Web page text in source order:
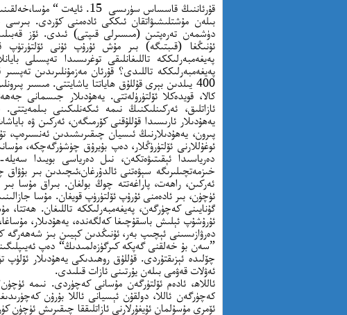
قۇرئاننىڭ قاسساس سۈرىسى 15.
بىلەن مۇشتلىشىۋاتقان ئىككى ئادەمنى كۆردى.
دۈشمەن تەرەپتىن (مىسىرلى قىپتى) ئىدى. ئۆز
ئۇنىڭغا (قىبتىگە) بىر مۇش ئۇرۇپ ئۇنى
پەيغەمبەرلىككە تاللىغانلىقى توغرىسىدا تەپسىلى
پەيغەمبەرلىككە تاللىدى؟ قۇرئان مەزمۇنلىرىدىن
400 يىلدىن بېرى قۇللۇق ھاياتتا ياشايتتى. مىسىر
كالا، قويدەكلا ئۆلتۈرۈلەتتى. يەھۇدىلار جىسمانى
ئازاتلىق، ئەركىنلىكنىڭ نىمە ئىكەنلىكىنى
يەھۇدىلار ئارىسىدا قۇللۇقنى كۆرمىگەن، ئەركىن ۋە
پىرون، يەھۇدىلارنىڭ ئىسيان چىقىرىشىدىن ئەنسىرەپ،
ئوغۇللارنى ئۆلتۈرۈڭلار، دەپ بۇيرۇق چۈشۈرگەچكە،
دەرياسىدا ئېقىتىۋەتكەن، نىل دەرياسى بويىدا
خىزمەتچىلىرىگە سېۋەتنى ئالدۇرغان،ئىچىدىن بىر بۇۋاق
ئەركىن، راھەت، پاراغەتتە چوڭ بولغان. بىراق مۇسا
ئۈچۈن، بىر ئادەمنى ئۇرۇپ ئۆلتۈرۈپ قويغان. مۇسا
گۇنايىنى كەچۈرگەن، پەيغەمبەرلىككە تاللىغان.
ئۇرۇشۇپ ئېلىش باسقۇچىغا كەلگەندە، يەھۇدىلار،
دەرۋازىسىنى ئېچىپ بەر، ئۇنىڭدىن كېيىن بىز شەھەرگە
چۆلىدە ئېزىقتۇردى. قۇللۇق روھىدىكى يەھۇدىلار
ئەۋلات قەۋمى بىلەن يۇرتىنى ئازات قىلىدى.
ئاللاھ، ئادەم ئۆلتۈرگەن مۇسانى كەچۈردى. نىمە
ئۆمرى مۇسۇلمان ئۇيغۇرلارنى ئازاتلىققا چىقىرىش